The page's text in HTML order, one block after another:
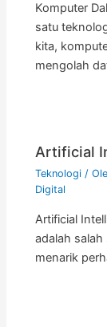
Komputer
satu
kita,
mengolah
Artificial
Teknologi /
Digital
Artificial
adalah
menarik